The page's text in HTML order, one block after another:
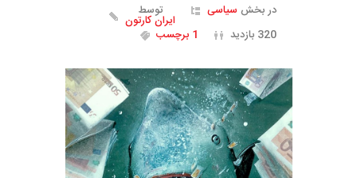
در بخش سیاسی توسط
ایران کارتون
320 بازدید
1 برچسب